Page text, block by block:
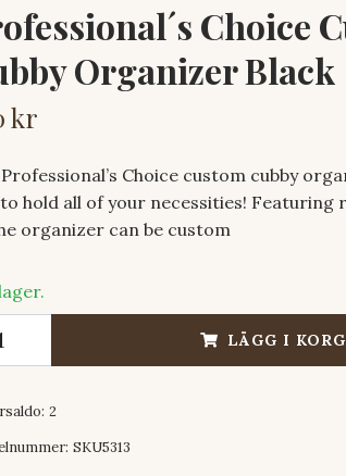
Choice
Organizer Black
kr
Choice custom cubby
hold all of your necessities! Featuring
organizer can be custom
LÄGG I
2
SKU5313